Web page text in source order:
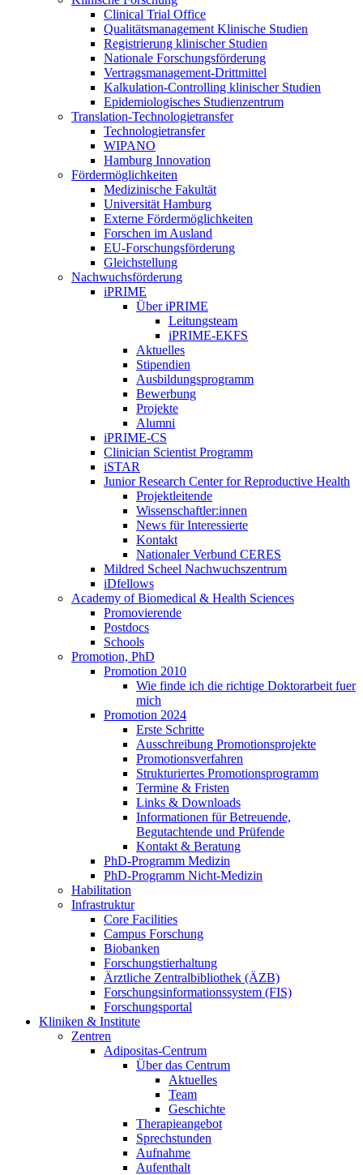
Clinical Trial Office
Qualitätsmanagement Klinische Studien
Registrierung klinischer Studien
Nationale Forschungsförderung
Vertragsmanagement-Drittmittel
Kalkulation-Controlling klinischer Studien
Epidemiologisches Studienzentrum
Translation-Technologietransfer
Technologietransfer
WIPANO
Hamburg Innovation
Fördermöglichkeiten
Medizinische Fakultät
Universität Hamburg
Externe Fördermöglichkeiten
Forschen im Ausland
EU-Forschungsförderung
Gleichstellung
Nachwuchsförderung
iPRIME
Über iPRIME
Leitungsteam
iPRIME-EKFS
Aktuelles
Stipendien
Ausbildungsprogramm
Bewerbung
Projekte
Alumni
iPRIME-CS
Clinician Scientist Programm
iSTAR
Junior Research Center for Reproductive Health
Projektleitende
Wissenschaftler:innen
News für Interessierte
Kontakt
Nationaler Verbund CERES
Mildred Scheel Nachwuchszentrum
iDfellows
Academy of Biomedical & Health Sciences
Promovierende
Postdocs
Schools
Promotion, PhD
Promotion 2010
Wie finde ich die richtige Doktorarbeit fuer
mich
Promotion 2024
Erste Schritte
Ausschreibung Promotionsprojekte
Promotionsverfahren
Strukturiertes Promotionsprogramm
Termine & Fristen
Links & Downloads
Informationen für Betreuende,
Begutachtende und Prüfende
Kontakt & Beratung
PhD-Programm Medizin
PhD-Programm Nicht-Medizin
Habilitation
Infrastruktur
Core Facilities
Campus Forschung
Biobanken
Forschungstierhaltung
Ärztliche Zentralbibliothek (ÄZB)
Forschungsinformationssystem (FIS)
Forschungsportal
Kliniken & Institute
Zentren
Adipositas-Centrum
Über das Centrum
Aktuelles
Team
Geschichte
Therapieangebot
Sprechstunden
Aufnahme
Aufenthalt